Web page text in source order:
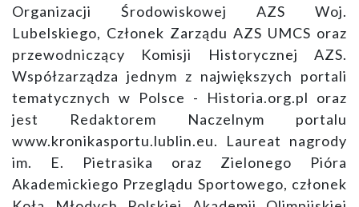
Organizacji Środowiskowej AZS Woj.
Lubelskiego, Członek Zarządu AZS UMCS oraz
przewodniczący Komisji Historycznej AZS.
Współzarządza jednym z największych portali
tematycznych w Polsce - Historia.org.pl oraz
jest Redaktorem Naczelnym portalu
www.kronikasportu.lublin.eu. Laureat nagrody
im. E. Pietrasika oraz Zielonego Pióra
Akademickiego Przeglądu Sportowego, członek